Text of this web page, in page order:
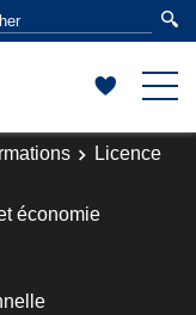
Licence
économie